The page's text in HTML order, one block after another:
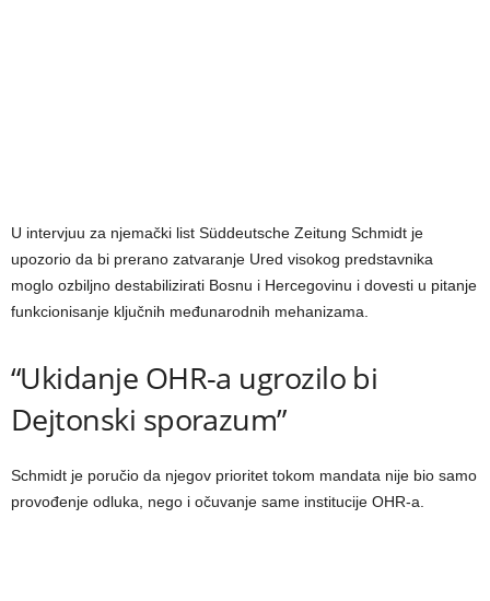
U intervjuu za njemački list Süddeutsche Zeitung Schmidt je
upozorio da bi prerano zatvaranje Ured visokog predstavnika
moglo ozbiljno destabilizirati Bosnu i Hercegovinu i dovesti u pitanje
funkcionisanje ključnih međunarodnih mehanizama.
“Ukidanje OHR-a ugrozilo bi
Dejtonski sporazum”
Schmidt je poručio da njegov prioritet tokom mandata nije bio samo
provođenje odluka, nego i očuvanje same institucije OHR-a.